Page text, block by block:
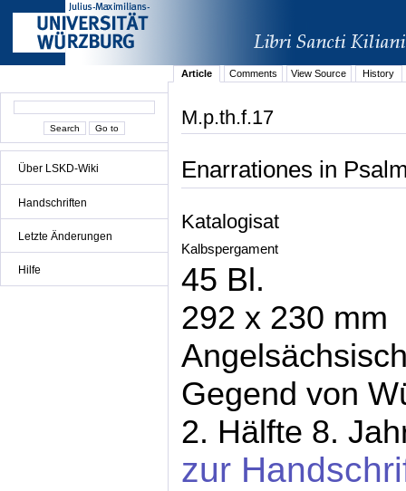
Über LSKD-Wiki
Handschriften
Letzte Änderungen
Hilfe
Article Comments View Source History
M.p.th.f.17
Enarrationes in
Katalogisat
Kalbspergament
45 Bl.
292 x 230 mm
Gegend von
2. Hälfte 8.
zur